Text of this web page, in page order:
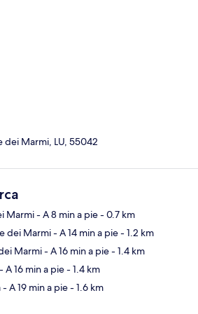
dei Marmi, LU, 55042
Marmi- A 8 min a pie- 0.7 km
dei Marmi- A 14 min a pie- 1.2 km
Marmi- A 16 min a pie- 1.4 km
- A 16 min a pie- 1.4 km
- A 19 min a pie- 1.6 km